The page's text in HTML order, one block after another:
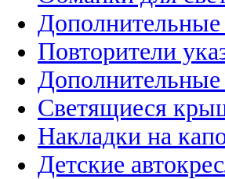
Повторители
Дополнительные
Светящиеся
Накладки на
Детские